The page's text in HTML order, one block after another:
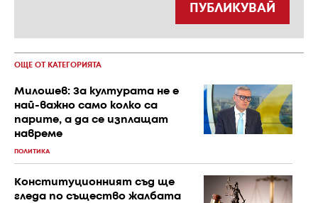
ПУБЛИКУВАЙ
ОЩЕ ОТ КАТЕГОРИЯТА
Милошев: За културата не е
най-важно само колко са
парите, а да се изплащат
навреме
ПОЛИТИКА
Конституционният съд ще
гледа по същество жалбата